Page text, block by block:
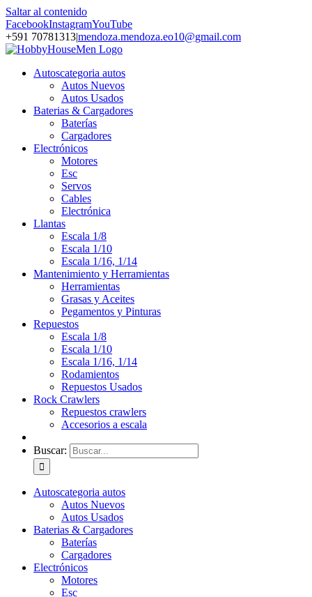
Saltar al contenido
FacebookInstagramYouTube
+591 70781313|mendoza.mendoza.eo10@gmail.com
Autoscategoria autos
Autos Nuevos
Autos Usados
Baterias & Cargadores
Baterías
Cargadores
Electrónicos
Motores
Esc
Servos
Cables
Electrónica
Llantas
Escala 1/8
Escala 1/10
Escala 1/16, 1/14
Mantenimiento y Herramientas
Herramientas
Grasas y Aceites
Pegamentos y Pinturas
Repuestos
Escala 1/8
Escala 1/10
Escala 1/16, 1/14
Rodamientos
Repuestos Usados
Rock Crawlers
Repuestos crawlers
Accesorios a escala
Buscar:
Autoscategoria autos
Autos Nuevos
Autos Usados
Baterias & Cargadores
Baterías
Cargadores
Electrónicos
Motores
Esc